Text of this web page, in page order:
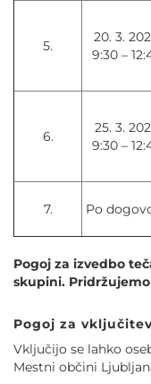
5.
20. 3.
9:30 –
6.
25. 3.
9:30 –
7. Po
Pogoj za izvedbo
skupini.
Pogoj za
Vključijo se lahko
Mestni občini